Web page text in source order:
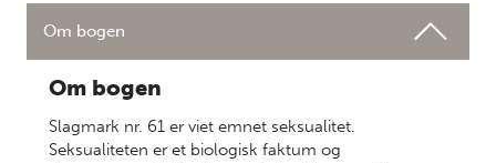
Om bogen
Om bogen
Slagmark nr. 61 er viet emnet seksualitet.
Seksualiteten er et biologisk faktum og